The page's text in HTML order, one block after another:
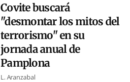
Covite buscará
"desmontar los mitos del
terrorismo" en su
jornada anual de
Pamplona
L. Aranzabal